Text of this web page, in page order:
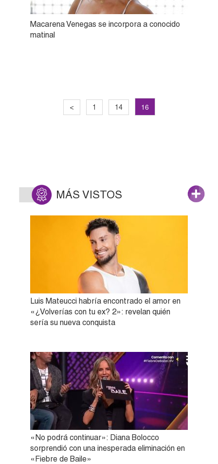
Macarena Venegas se incorpora a conocido
matinal
< 1 14 16
MÁS VISTOS
Luis Mateucci habría encontrado el amor en
«¿Volverías con tu ex? 2»: revelan quién
sería su nueva conquista
«No podrá continuar»: Diana Bolocco
sorprendió con una inesperada eliminación en
«Fiebre de Baile»